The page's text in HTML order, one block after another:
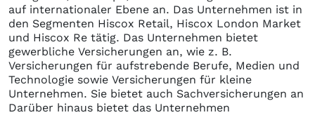
auf internationaler Ebene an. Das Unternehmen ist in
den Segmenten Hiscox Retail, Hiscox London Market
und Hiscox Re tätig. Das Unternehmen bietet
gewerbliche Versicherungen an, wie z. B.
Versicherungen für aufstrebende Berufe, Medien und
Technologie sowie Versicherungen für kleine
Unternehmen. Sie bietet auch Sachversicherungen an
Darüber hinaus bietet das Unternehmen